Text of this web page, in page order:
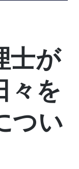
士が
々を
つい